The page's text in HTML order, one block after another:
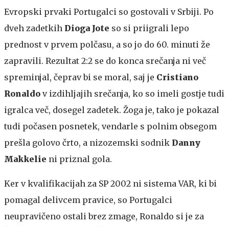
Evropski prvaki Portugalci so gostovali v Srbiji. Po
dveh zadetkih Dioga Jote so si priigrali lepo
prednost v prvem polčasu, a so jo do 60. minuti že
zapravili. Rezultat 2:2 se do konca srečanja ni več
spreminjal, čeprav bi se moral, saj je Cristiano
Ronaldo v izdihljajih srečanja, ko so imeli gostje tudi
igralca več, dosegel zadetek. Žoga je, tako je pokazal
tudi počasen posnetek, vendarle s polnim obsegom
prešla golovo črto, a nizozemski sodnik Danny
Makkelie ni priznal gola.
Ker v kvalifikacijah za SP 2002 ni sistema VAR, ki bi
pomagal delivcem pravice, so Portugalci
neupravičeno ostali brez zmage, Ronaldo si je za